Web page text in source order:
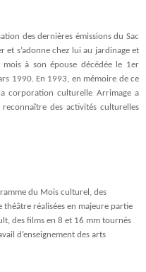
des dernières émissions du Sac
et s’adonne chez lui au jardinage et
mois à son épouse décédée le 1er
1990. En 1993, en mémoire de ce
corporation culturelle Arrimage a
des activités culturelles
du Mois culturel, des
théâtre réalisées en majeure partie
des films en 8 et 16 mm tournés
d’enseignement des arts